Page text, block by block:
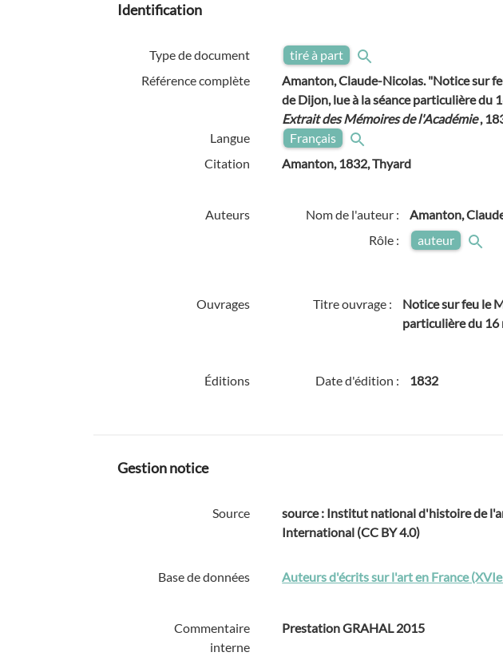
Identification
Type de document
tiré à part
Référence complète
Amanton, Claude-Nicolas. "Notice sur
de Dijon, lue à la séance particulière du
Extrait des Mémoires de l'Académie,
Langue
Français
Citation
Amanton, 1832, Thyard
Auteurs Nom de l'auteur :
Amanton,
Rôle :
auteur
Ouvrages Titre ouvrage :
Notice sur feu le
particulière du 16
Éditions Date d'édition : 1832
Gestion notice
Source
source : Institut national d'histoire de
International (CC BY 4.0)
Base de données Auteurs d'écrits sur l'art en France
Commentaire
interne
Prestation GRAHAL 2015